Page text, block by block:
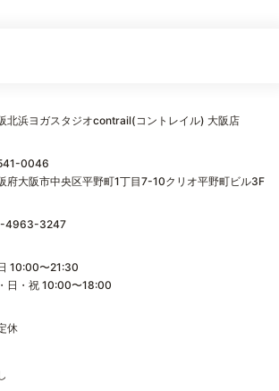
北浜ヨガスタジオcontrail(コントレイル) 大阪店
0046
府大阪市中央区平野町1丁目7-10クリオ平野町ビル3F
4963-3247
10:00〜21:30
日・祝 10:00〜18:00
休